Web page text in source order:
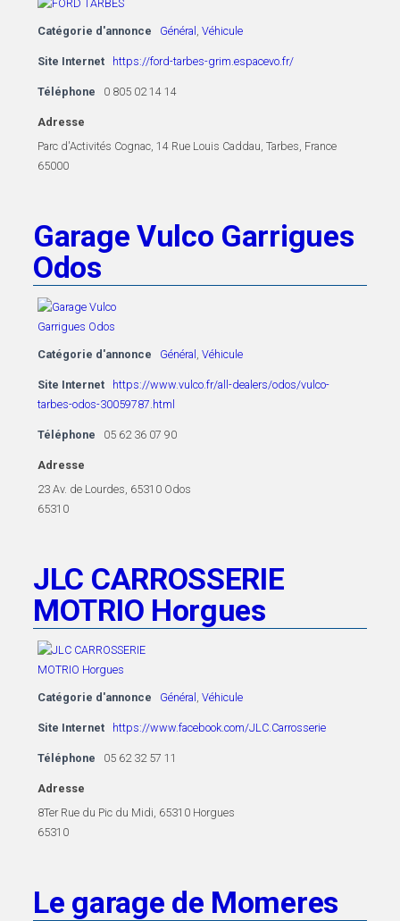
Catégorie d'annonce Général Véhicule
Site Internet https://ford-tarbes-grim.espacevo.fr/
Téléphone 0 805 02 14 14
Adresse
Parc d'Activités Cognac, 14 Rue Louis Caddau, Tarbes, France
65000
Garage Vulco Garrigues
Odos
Catégorie d'annonce Général Véhicule
Site Internet
https://www.vulco.fr/all-dealers/odos/vulco-
tarbes-odos-30059787.html
Téléphone 05 62 36 07 90
Adresse
23 Av. de Lourdes, 65310 Odos
65310
JLC CARROSSERIE
MOTRIO Horgues
Catégorie d'annonce Général Véhicule
Site Internet https://www.facebook.com/JLC.Carrosserie
Téléphone 05 62 32 57 11
Adresse
8Ter Rue du Pic du Midi, 65310 Horgues
65310
Le garage de Momeres